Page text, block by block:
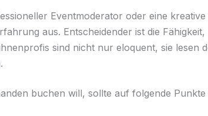
Eventmoderator oder eine
aus. Entscheidender ist die
sind nicht nur eloquent, sie lesen
buchen will, sollte auf folgende Punkte